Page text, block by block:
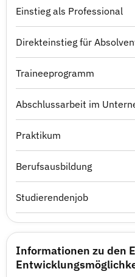
Einstieg als Professional
Direkteinstieg für
Traineeprogramm
Abschlussarbeit im
Praktikum
Berufsausbildung
Studierendenjob
Informationen zu den